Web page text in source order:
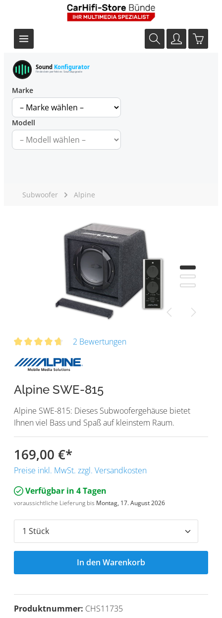
Sound Konfigurator
Finde dein perfektes Soundupgrade
Marke
Modell
Subwoofer Alpine
2 Bewertungen
Alpine SWE-815
Alpine SWE-815: Dieses Subwoofergehäuse bietet
Ihnen viel Bass und Spaß auf kleinstem Raum.
169,00 €*
Preise inkl. MwSt. zzgl. Versandkosten
Verfügbar in 4 Tagen
voraussichtliche Lieferung bis Montag, 17. August 2026
In den Warenkorb
Produktnummer: CHS11735